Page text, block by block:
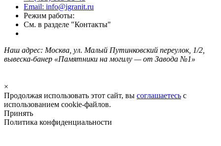
Email: info@igranit.ru
Режим работы:
См. в разделе "Контакты"
Наш адрес: Москва, ул. Малый Путинковский переулок, 1/2,
вывеска-банер «Памятники на могилу — от Завода №1»
×
Продолжая использовать этот сайт, вы соглашаетесь с
использованием cookie-файлов.
Принять
Политика конфиденциальности